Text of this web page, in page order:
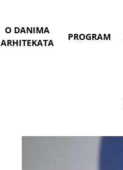
O DANIMA
ARHITEKATA
PROGRAM